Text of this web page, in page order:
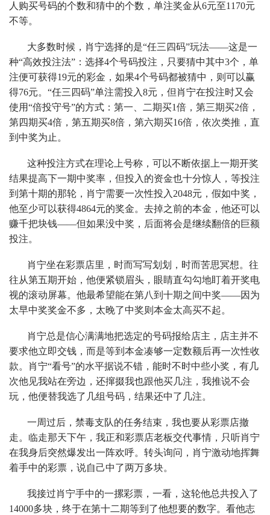
人购买号码的个数和猜中的个数，单注奖金从6元至1170元
不等。
大多数时候，肖宁选择的是“任三四码”玩法——这是一
种“高效投注法”：选择4个号码投注，只要猜中其中3个，单
注便可获得19元的彩金，如果4个号码都被猜中，则可以赢
得76元。“任三四码”单注需投入8元，但肖宁在投注时又会
使用“倍投守号”的方式：第一、二期买1倍，第三期买2倍，
第四期买4倍，第五期买8倍，第六期买16倍，依次类推，直
到中奖为止。
这种投注方式在理论上号称，可以不断依据上一期开奖
结果提高下一期中奖率，但投入的资金也十分惊人，等投注
到第十期的那轮，肖宁需要一次性投入2048元，假如中奖，
他至少可以获得4864元的奖金。去掉之前的本金，他还可以
赚千把块钱——但如果没中奖，后面将会是继续翻倍的巨额
投注。
肖宁坐在彩票店里，时而写写划划，时而苦思冥想。往
往从第五期开始，他便紧锁眉头，眼睛直勾勾地盯着开奖电
视的滚动屏幕。他最希望能在第八到十期之间中奖——因为
太早中奖奖金不多，太晚了中奖则本金太高买不起。
肖宁总是信心满满地把选定的号码报给店主，店主并不
要求他立即交钱，而是等到本金凑够一定数额后再一次性收
款。肖宁“看号”的水平据说不错，能时不时中些小奖，有几
次他见我站在旁边，还撺掇我也跟他买几注，我推说不会
玩，他便替我选了几组号码，结果还中了几注。
一周过后，禁毒支队的任务结束，我也要从彩票店撤
走。临走那天下午，我正和彩票店老板交代事情，只听肖宁
在我身后突然爆发出一阵欢呼。转头询问，肖宁激动地挥舞
着手中的彩票，说自己中了两万多块。
我接过肖宁手中的一摞彩票，一看，这轮他总共投入了
14000多块，终于在第十二期等到了他想要的数字。看他志